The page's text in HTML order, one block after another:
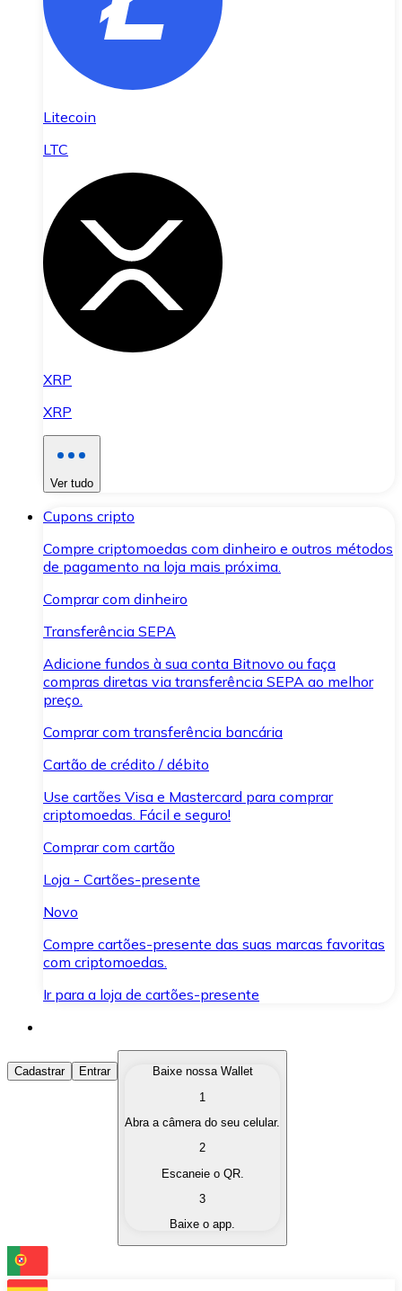
Litecoin
LTC
XRP
XRP
Ver tudo
Cupons cripto
Compre criptomoedas com dinheiro e outros métodos
de pagamento na loja mais próxima.
Comprar com dinheiro
Transferência SEPA
Adicione fundos à sua conta Bitnovo ou faça
compras diretas via transferência SEPA ao melhor
preço.
Comprar com transferência bancária
Cartão de crédito / débito
Use cartões Visa e Mastercard para comprar
criptomoedas. Fácil e seguro!
Comprar com cartão
Loja - Cartões-presente
Novo
Compre cartões-presente das suas marcas favoritas
com criptomoedas.
Ir para a loja de cartões-presente
Comprar Criptomoedas
Compre as criptomoedas de seu interesse de forma
Converta suas criptomoedas em moeda fiduciária
Troque uma criptomoeda por outra
Cadastrar Entrar
Baixe nossa Wallet
1
Abra a câmera do seu celular.
2
Escaneie o QR.
3
Baixe o app.